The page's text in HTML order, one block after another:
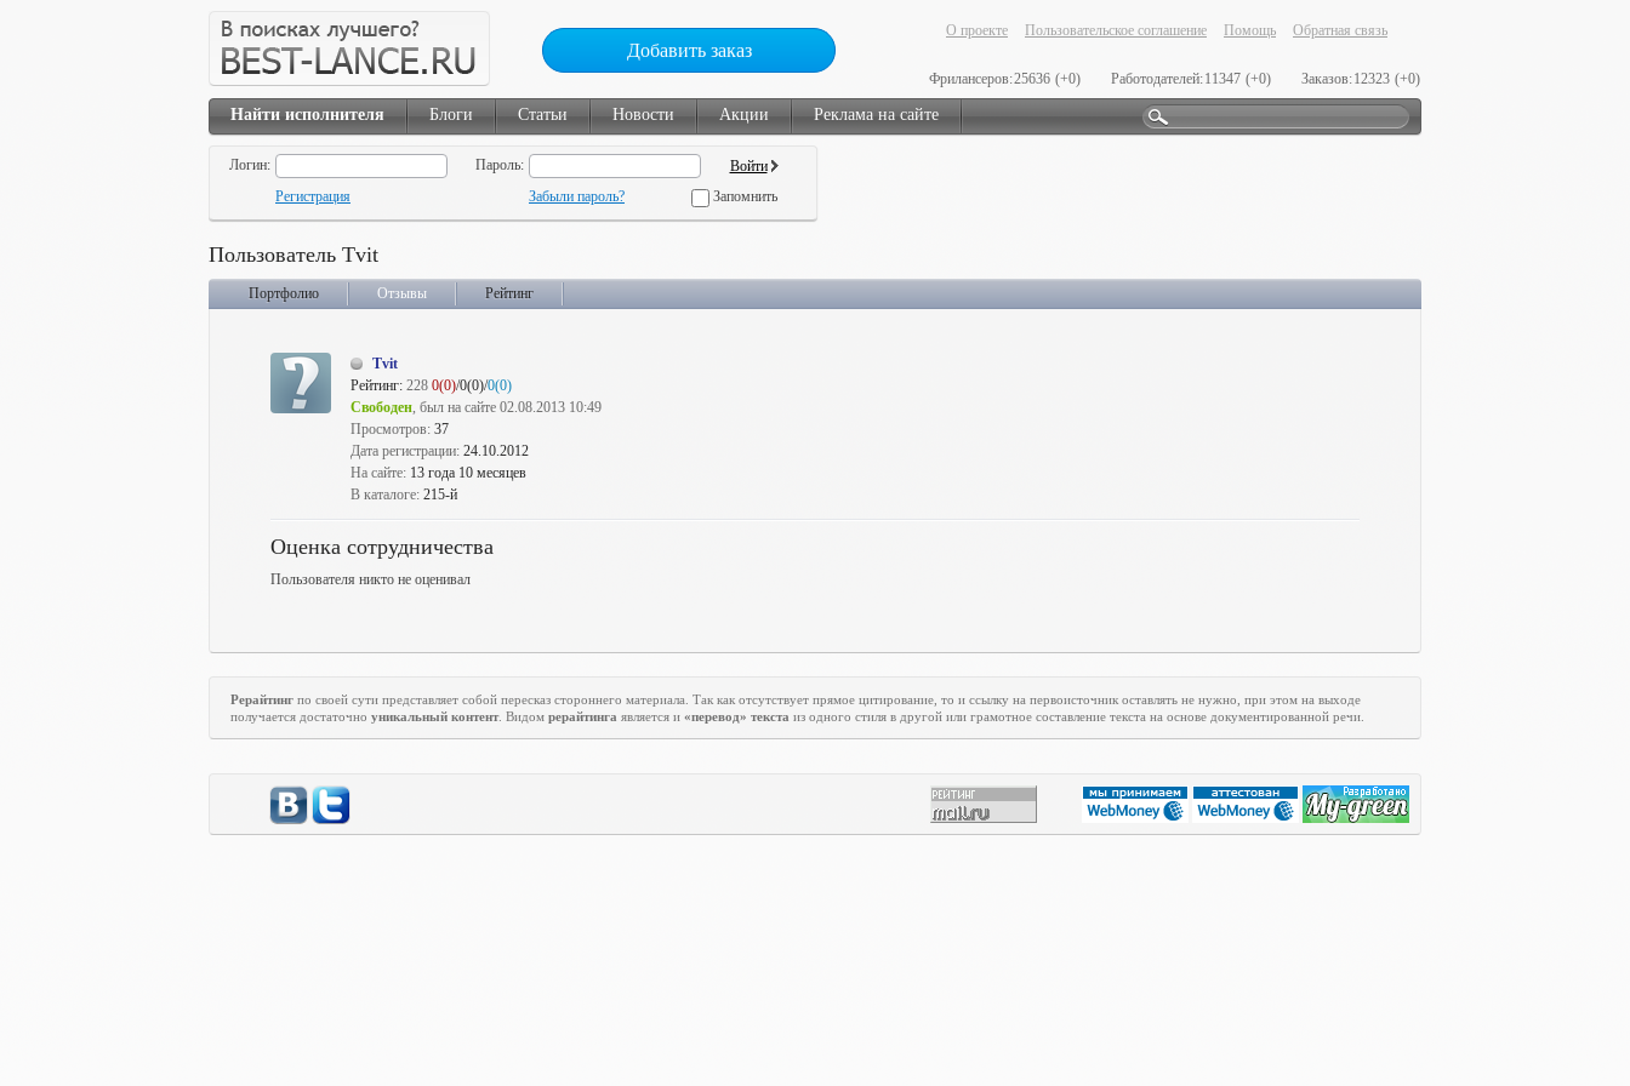
Добавить заказ
О проекте Пользовательское соглашение Помощь Обратная связь
Фрилансеров:25636 (+0) Работодателей:11347 (+0) Заказов:12323 (+0)
Найти исполнителя Блоги Статьи Новости Акции Реклама на сайте
Логин:
Пароль:
Регистрация
Забыли пароль? Запомнить
Пользователь Tvit
Портфолио Отзывы Рейтинг
Tvit
Рейтинг: 228 0(0)/0(0)/0(0)
Свободен, был на сайте 02.08.2013 10:49
Просмотров: 37
Дата регистрации: 24.10.2012
На сайте: 13 года 10 месяцев
В каталоге: 215-й
Оценка сотрудничества
Пользователя никто не оценивал
Рерайтинг по своей сути представляет собой пересказ стороннего материала. Так как отсутствует прямое цитирование, то и ссылку на первоисточник оставлять не нужно, при этом на выходе
получается достаточно уникальный контент. Видом рерайтинга является и «перевод» текста из одного стиля в другой или грамотное составление текста на основе документированной речи.